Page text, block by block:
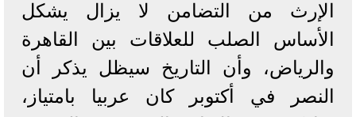
الإرث من التضامن لا يزال يشكل
الأساس الصلب للعلاقات بين القاهرة
والرياض، وأن التاريخ سيظل يذكر أن
النصر في أكتوبر كان عربيا بامتياز،